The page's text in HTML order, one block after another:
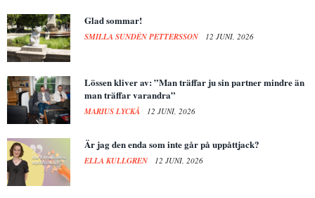
Glad sommar!
SMILLA SUNDÉN PETTERSSON 12 JUNI, 2026
Lössen kliver av: ”Man träffar ju sin partner mindre än
man träffar varandra”
MARIUS LYCKÅ 12 JUNI, 2026
Är jag den enda som inte går på uppåttjack?
ELLA KULLGREN 12 JUNI, 2026